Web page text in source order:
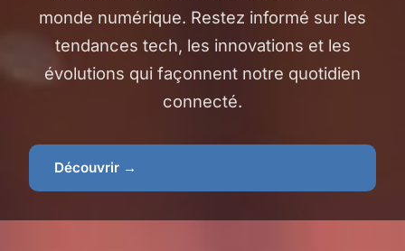
monde numérique. Restez informé sur les
tendances tech, les innovations et les
évolutions qui façonnent notre quotidien
connecté.
Découvrir →